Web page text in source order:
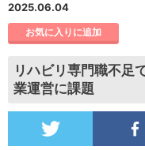
2025.06.04
お気に入りに追加
リハビリ専門職不
業運営に課題